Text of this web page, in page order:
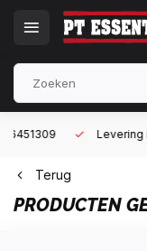
Levering in heel
Terug
PRODUCTEN